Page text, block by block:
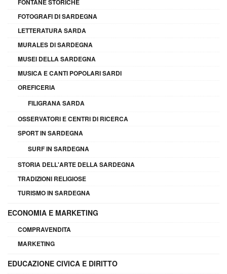
FONTANE STORICHE
FOTOGRAFI DI SARDEGNA
LETTERATURA SARDA
MURALES DI SARDEGNA
MUSEI DELLA SARDEGNA
MUSICA E CANTI POPOLARI SARDI
OREFICERIA
FILIGRANA SARDA
OSSERVATORI E CENTRI DI RICERCA
SPORT IN SARDEGNA
SURF IN SARDEGNA
STORIA DELL'ARTE DELLA SARDEGNA
TRADIZIONI RELIGIOSE
TURISMO IN SARDEGNA
ECONOMIA E MARKETING
COMPRAVENDITA
MARKETING
EDUCAZIONE CIVICA E DIRITTO